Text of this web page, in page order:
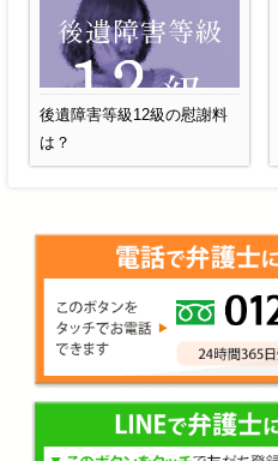
後遺障害等級12級の慰謝料
は？